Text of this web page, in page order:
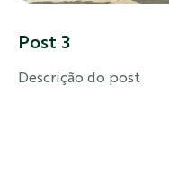
Post 3
Descrição do post